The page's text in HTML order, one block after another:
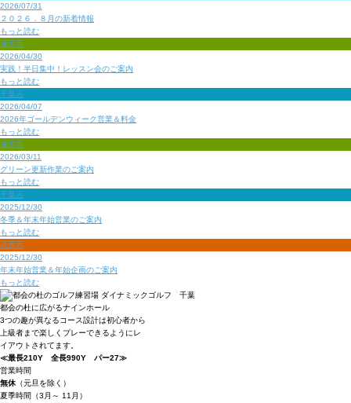
2026/07/31
２０２６．８月の新着情報
もっと読む
成田店
2026/04/30
実践！半日集中！レッスン会のご案内
もっと読む
千葉店
2026/04/07
2026年ゴールデンウィーク営業＆料金
もっと読む
成田店
2026/03/11
グリーン更新作業のご案内
もっと読む
千葉店
2025/12/30
冬季＆年末年始営業のご案内
もっと読む
茂原店
2025/12/30
年末年始営業＆年始企画のご案内
もっと読む
都会の杜に広がるナインホール
3つの趣が異なるコース設計は初心者から
上級者まで楽しくプレーできるようにレ
イアウトされてます。
≪最長210Y 全長990Y パー27≫
営業時間
無休 （元旦を除く）
夏季時間 （3月～ 11月）